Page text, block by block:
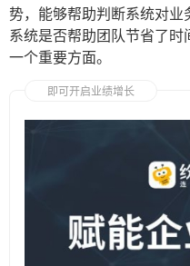
势，能够帮助判断系统对
系统是否帮助团队节省了
一个重要方面。
即可开启业绩增长